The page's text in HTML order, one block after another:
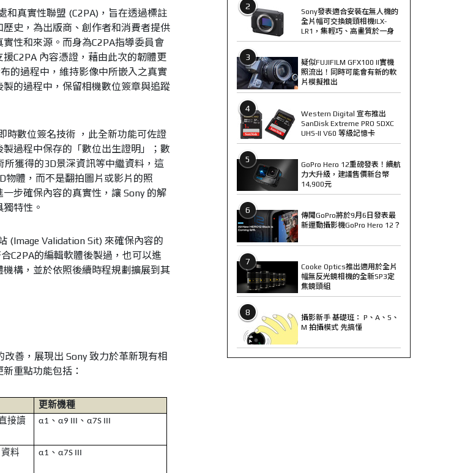
和真實性聯盟 (C2PA)，旨在透過標註
史，為出版商、創作者和消費者提供
性和來源。而身為C2PA指導委員會
C2PA 內容憑證，藉由此次的韌體更
的過程中，維持影像中所嵌入之真實
的過程中，保留相機數位簽章與追蹤
時數位簽名技術 ，此全新功能可佐證
過程中保存的「數位出生證明」；數
獲得的3D景深資訊等中繼資料，這
物體，而不是翻拍圖片或影片的照
步確保內容的真實性，讓 Sony 的解
特性。
(Image Validation Sit) 來確保內容的
C2PA的編輯軟體後製過，也可以進
構，並於依照後續時程規劃擴展到其
善，展現出 Sony 致力於革新現有相
重點功能包括：
更新機種
接讀
α1 、α9 III 、α7S III
料
α1 、α7S III
2
Sony發表適合安裝在無人機的
全片幅可交換鏡頭相機ILX-
LR1，集輕巧、高畫質於一身
3
疑似FUJIFILM GFX100 II實機
照流出！同時可能會有新的軟
片模擬推出
4
Western Digital 宣布推出
SanDisk Extreme PRO SDXC
UHS-II V60 等級記憶卡
5
GoPro Hero 12重磅發表！續航
力大升級，建議售價新台幣
14,900元
6
傳聞GoPro將於9月6日發表最
新運動攝影機GoPro Hero 12？
7
Cooke Optics推出適用於全片
幅無反光鏡相機的全新SP3定
焦鏡頭組
8
攝影新手 基礎班： P、A、S、
M 拍攝模式 先搞懂